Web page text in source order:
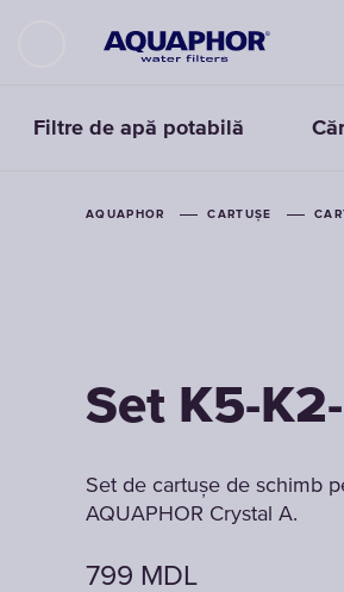
Filtre de apă potabilă
AQUAPHOR CARTUȘE
Set K5-
Set de cartușe de schimb
AQUAPHOR Crystal A.
799 MDL